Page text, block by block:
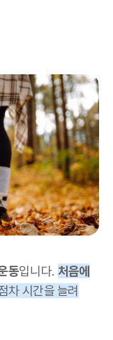
동입니다. 처음에
차 시간을 늘려